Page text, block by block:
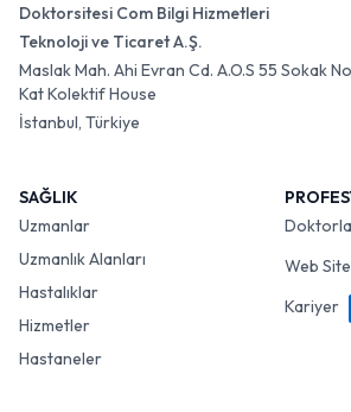
Doktorsitesi Com Bilgi Hizmetleri
Teknoloji ve Ticaret A.Ş.
Maslak Mah. Ahi Evran Cd. A.O.S 55 Sokak
Kat Kolektif House
İstanbul, Türkiye
SAĞLIK
Uzmanlar
Uzmanlık Alanları
Hastalıklar
Hizmetler
Hastaneler
Web
Kariyer